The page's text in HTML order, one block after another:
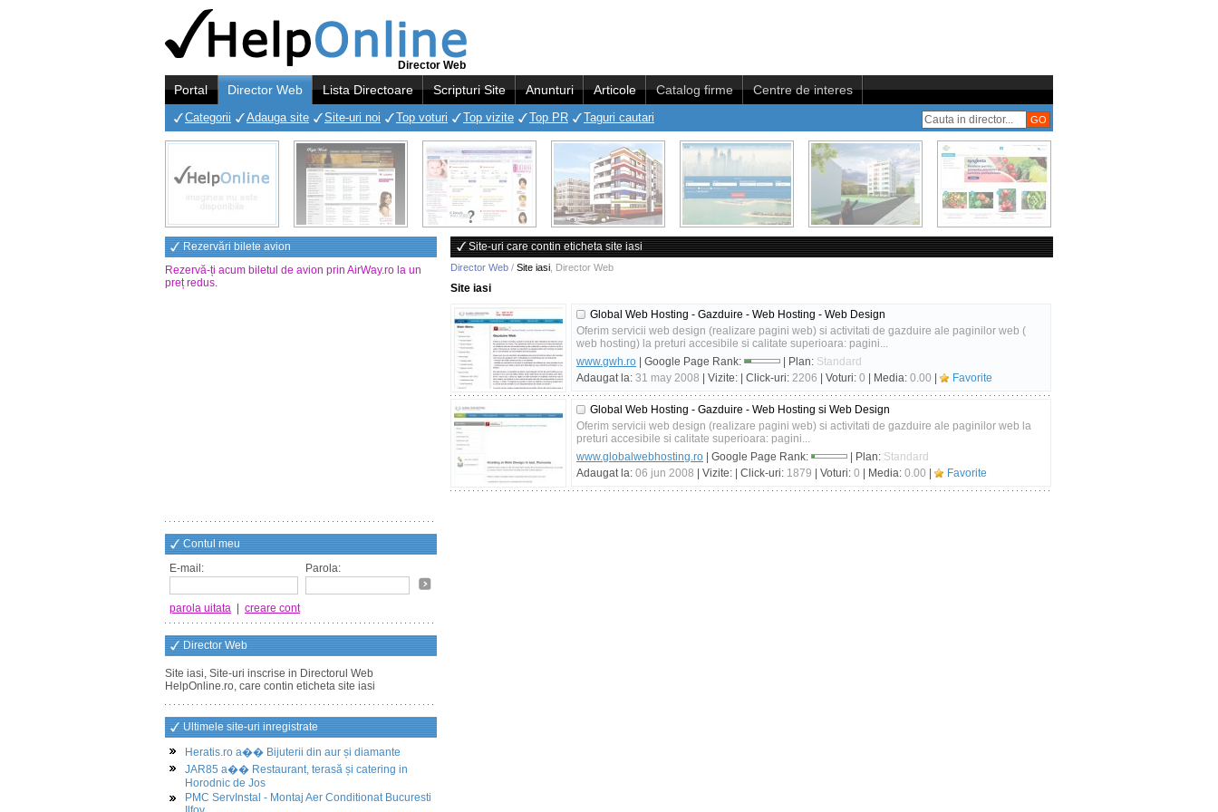
Director Web
Portal Director Web Lista Directoare Scripturi Site Anunturi Articole Catalog firme Centre de interes
Categorii Adauga site Site-uri noi Top voturi Top vizite Top PR Taguri cautari
Rezervări bilete avion
Rezervă-ți acum biletul de avion prin AirWay.ro la un
preț redus.
Contul meu
E-mail:
Parola:
parola uitata creare cont
Director Web
Site iasi, Site-uri inscrise in Directorul Web
HelpOnline.ro, care contin eticheta site iasi
Ultimele site-uri inregistrate
Heratis.ro a�� Bijuterii din aur și diamante
JAR85 a�� Restaurant, terasă și catering in
Horodnic de Jos
PMC ServInstal - Montaj Aer Conditionat Bucuresti
Site-uri care contin eticheta site iasi
Director Web / Site iasi Director Web
Site iasi
Global Web Hosting - Gazduire - Web Hosting - Web Design
Oferim servicii web design (realizare pagini web) si activitati de gazduire ale paginilor web (
web hosting) la preturi accesibile si calitate superioara: pagini...
www.gwh.ro | Google Page Rank: | Plan: Standard
Adaugat la: 31 may 2008 | Vizite: | Click-uri: 2206 | Voturi: 0 | Media: 0.00 Favorite
Global Web Hosting - Gazduire - Web Hosting si Web Design
Oferim servicii web design (realizare pagini web) si activitati de gazduire ale paginilor web la
preturi accesibile si calitate superioara: pagini...
www.globalwebhosting.ro | Google Page Rank: | Plan: Standard
Adaugat la: 06 jun 2008 | Vizite: | Click-uri: 1879 | Voturi: 0 | Media: 0.00 Favorite